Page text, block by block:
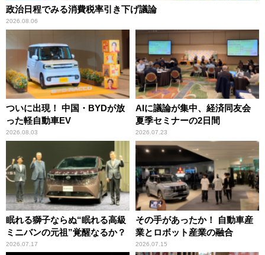
政治日程でみる消費税率引き下げ議論
2026.08.06
ついに出現！ 中国・BYDが放
った軽自動車EV
2026.08.03
AIに議論が集中、経済同友会
夏季セミナーの2日間
2026.07.23
眠れる獅子ならぬ“眠れる高級
ミニバンの元祖”覚醒なるか？
2026.07.17
その手があったか！ 自動車産
業とロボット産業の融合
2026.07.15